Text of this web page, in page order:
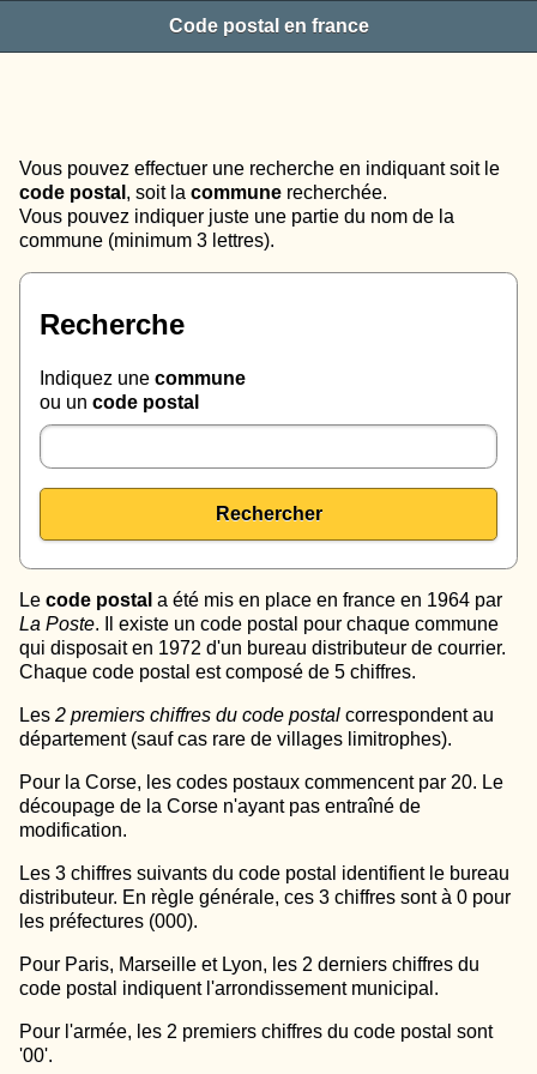
Code postal en france
Vous pouvez effectuer une recherche en indiquant soit le
code postal , soit la commune recherchée.
Vous pouvez indiquer juste une partie du nom de la
commune (minimum 3 lettres).
Recherche
Indiquez une commune
ou un code postal
Rechercher
Le code postal a été mis en place en france en 1964 par
La Poste. Il existe un code postal pour chaque commune
qui disposait en 1972 d'un bureau distributeur de courrier.
Chaque code postal est composé de 5 chiffres.
Les 2 premiers chiffres du code postal correspondent au
département (sauf cas rare de villages limitrophes).
Pour la Corse, les codes postaux commencent par 20. Le
découpage de la Corse n'ayant pas entraîné de
modification.
Les 3 chiffres suivants du code postal identifient le bureau
distributeur. En règle générale, ces 3 chiffres sont à 0 pour
les préfectures (000).
Pour Paris, Marseille et Lyon, les 2 derniers chiffres du
code postal indiquent l'arrondissement municipal.
Pour l'armée, les 2 premiers chiffres du code postal sont
'00'.